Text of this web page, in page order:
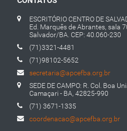
ESCRITÓRIO CENTRO DE
Ed. Marquês de Abrantes, sala
Salvador/BA. CEP: 40.060-230
(71)3321-4481
(71)98102-5652
secretaria@apcefba.org.br
SEDE DE CAMPO: R. Col. Boa
Camaçari - BA, 42825-990
(71) 3671-1335
coordenacao@apcefba.org.br